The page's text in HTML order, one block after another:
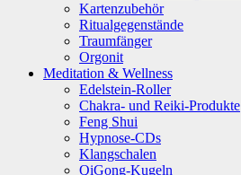
Kartenzubehör
Ritualgegenstände
Traumfänger
Orgonit
Meditation & Wellness
Edelstein-Roller
Chakra- und Reiki-Produkte
Feng Shui
Hypnose-CDs
Klangschalen
QiGong-Kugeln